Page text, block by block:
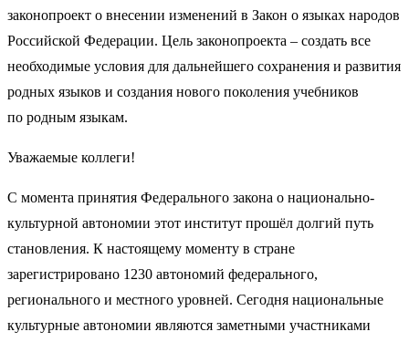
законопроект о внесении изменений в Закон о языках народов
Российской Федерации. Цель законопроекта – создать все
необходимые условия для дальнейшего сохранения и развития
родных языков и создания нового поколения учебников
по родным языкам.
Уважаемые коллеги!
С момента принятия Федерального закона о национально-
культурной автономии этот институт прошёл долгий путь
становления. К настоящему моменту в стране
зарегистрировано 1230 автономий федерального,
регионального и местного уровней. Сегодня национальные
культурные автономии являются заметными участниками